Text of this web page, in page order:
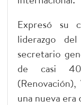
Expresó su
liderazgo
secretario
de casi
una nueva era